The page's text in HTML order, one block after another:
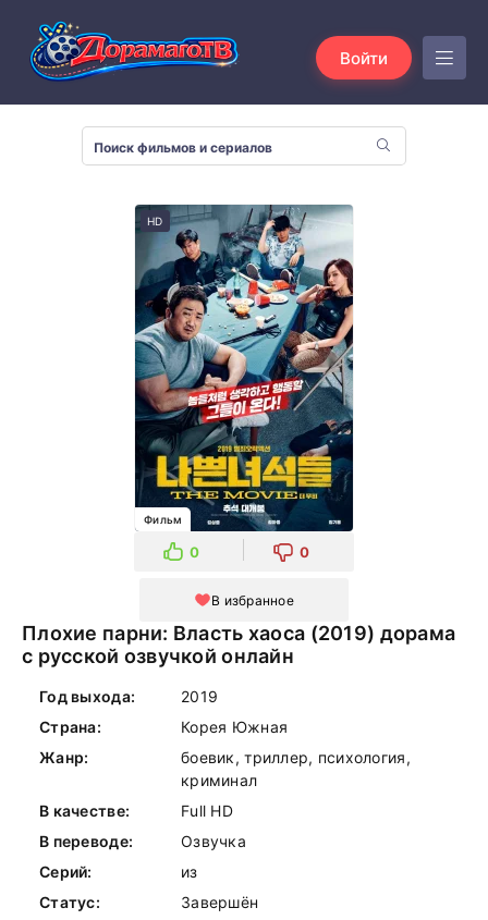
Войти
HD
Фильм
0 0
В избранное
Плохие парни: Власть хаоса (2019) дорама
с русской озвучкой онлайн
Год выхода:
2019
Страна:
Корея Южная
Жанр:
боевик, триллер, психология,
криминал
В качестве:
Full HD
В переводе:
Озвучка
Серий:
из
Статус:
Завершён